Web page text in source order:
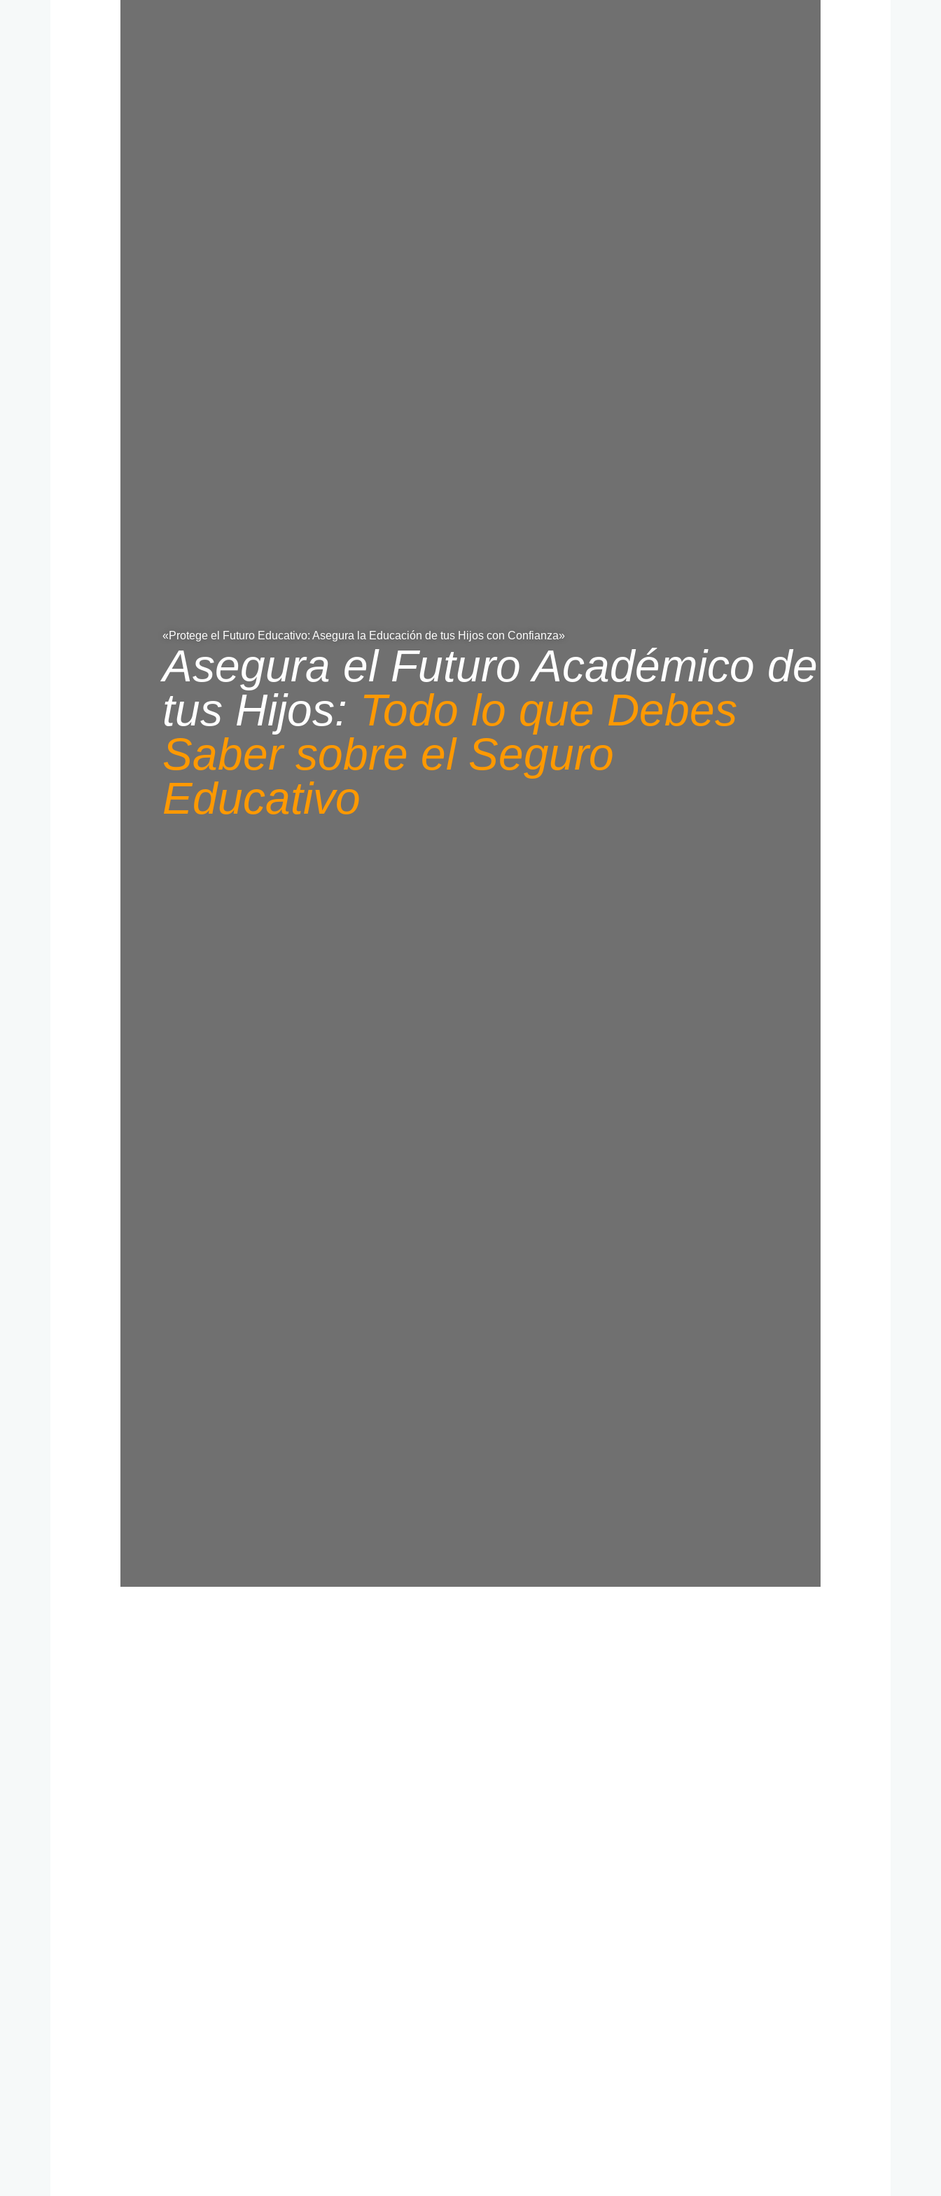
«Protege el Futuro Educativo: Asegura la Educación de tus Hijos con Confianza»
Asegura el Futuro Académico de
tus Hijos: Todo lo que Debes
Saber sobre el Seguro
Educativo